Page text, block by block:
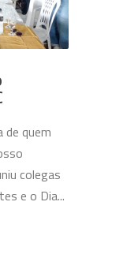
de quem
colegas
e o Dia...